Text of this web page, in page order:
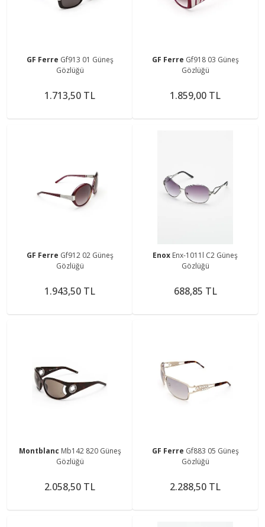
GF Ferre Gf913 01 Güneş
Gözlüğü
1.713,50 TL
GF Ferre Gf918 03 Güneş
Gözlüğü
1.859,00 TL
GF Ferre Gf912 02 Güneş
Gözlüğü
1.943,50 TL
Enox Enx-1011l C2 Güneş
Gözlüğü
688,85 TL
Montblanc Mb142 820 Güneş
Gözlüğü
2.058,50 TL
GF Ferre Gf883 05 Güneş
Gözlüğü
2.288,50 TL